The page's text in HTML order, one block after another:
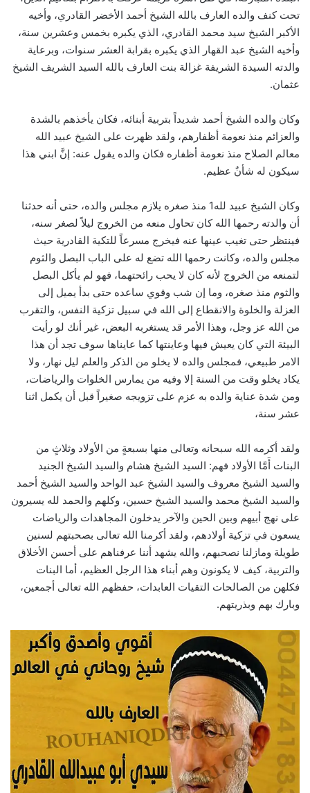
تحت كنف والده العارف بالله الشيخ أحمد الأخضر القادري، وأخيه
الأكبر الشيخ سيد محمد القادري، الذي يكبره بخمس وعشرين سنة،
وأخيه الشيخ عبد القهار الذي يكبره بقرابة العشر سنوات، وبرعاية
والدته السيدة الشريفة غزالة بنت العارف بالله السيد الشريف الشيخ
عثمان.
وكان والده الشيخ أحمد شديداً بتربية أبنائه، فكان يأخذهم بالشدة
والعزائم منذ نعومة أظفارهم، ولقد ظهرت على الشيخ عبيد الله
معالم الصلاح منذ نعومة أظفاره فكان والده يقول عنه: إنَّ ابني هذا
سيكون له شأنٌ عظيم.
وكان الشيخ عبيد لله1 منذ صغره يلازم مجلس والده، حتى أنه حدثنا
أن والدته رحمها الله كان تحاول منعه من الخروج ليلاً لصغر سنه،
فينتظر حتى تغيب عينها عنه فيخرج مسرعاً للتكية القادرية حيث
مجلس والده، وكانت رحمها الله تضع له على الباب البصل والثوم
لتمنعه من الخروج لأنه كان لا يحب رائحتهما، فهو لم يأكل البصل
والثوم منذ صغره، وما إن شب وقوي ساعده حتى بدأ يميل إلى
العزلة والخلوة والانقطاع إلى الله في سبيل تزكية النفس، والتقرب
من الله عز وجل، وهذا الأمر قد يستغربه البعض، غير أنك لو رأيت
البيئة التي كان يعيش فيها وعاينتها كما عايناها سوف تجد أن هذا
الامر طبيعي، فمجلس والده لا يخلو من الذكر والعلم ليل نهار، ولا
يكاد يخلو وقت من السنة إلا وفيه من يمارس الخلوات والرياضات،
ومن شدة عناية والده به عزم على تزويجه صغيراً قبل أن يكمل اثنا
عشر سنة،
ولقد أكرمه الله سبحانه وتعالى منها بسبعةٍ من الأولاد وثلاثٍ من
البنات أَمَّا الأولاد فهم: السيد الشيخ هشام والسيد الشيخ الجنيد
والسيد الشيخ معروف والسيد الشيخ عبد الواحد والسيد الشيخ أحمد
والسيد الشيخ محمد والسيد الشيخ حسين، وكلهم والحمد لله يسيرون
على نهج أبيهم وبين الحين والآخر يدخلون المجاهدات والرياضات
يسعون في تزكية أولادهم، ولقد أكرمنا الله تعالى بصحبتهم لسنين
طويلة ومازلنا نصحبهم، والله يشهد أننا عرفناهم على أحسن الأخلاق
والتربية، كيف لا يكونون وهم أبناء هذا الرجل العظيم، أما البنات
فكلهن من الصالحات التقيات العابدات، حفظهم الله تعالى أجمعين،
وبارك بهم وبذريتهم.